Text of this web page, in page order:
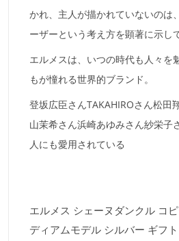
かれ、主人が描かれていないのは
ーザーという考え方を顕著に示し
エルメスは、いつの時代も人々を
もが憧れる世界的ブランド。
登坂広臣さんTAKAHIROさん松田
山茉希さん浜崎あゆみさん紗栄子
人にも愛用されている
エルメス シェーヌダンクル コ
ディアムモデル シルバー ギフ